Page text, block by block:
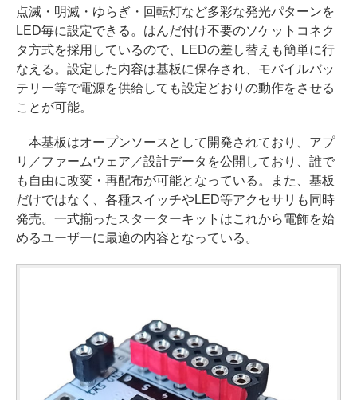
点滅・明滅・ゆらぎ・回転灯など多彩な発光パターンを
LED毎に設定できる。はんだ付け不要のソケットコネク
タ方式を採用しているので、LEDの差し替えも簡単に行
なえる。設定した内容は基板に保存され、モバイルバッ
テリー等で電源を供給しても設定どおりの動作をさせる
ことが可能。
本基板はオープンソースとして開発されており、アプ
リ／ファームウェア／設計データを公開しており、誰で
も自由に改変・再配布が可能となっている。また、基板
だけではなく、各種スイッチやLED等アクセサリも同時
発売。一式揃ったスターターキットはこれから電飾を始
めるユーザーに最適の内容となっている。